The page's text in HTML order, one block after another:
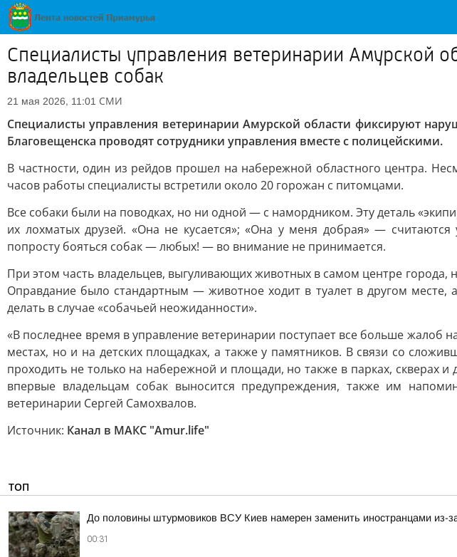
Специалисты управления ветеринарии Амурской
владельцев собак
21 мая 2026, 11:01 СМИ
Специалисты управления ветеринарии Амурской области фиксируют
Благовещенска проводят сотрудники управления вместе с полицейскими.
В частности, один из рейдов прошел на набережной областного центра.
часов работы специалисты встретили около 20 горожан с питомцами.
Все собаки были на поводках, но ни одной — с намордником. Эту деталь
их лохматых друзей. «Она не кусается»; «Она у меня добрая» —
попросту бояться собак — любых! — во внимание не принимается.
При этом часть владельцев, выгуливающих животных в самом центре города,
Оправдание было стандартным — животное ходит в туалет в другом месте,
делать в случае «собачьей неожиданности».
«В последнее время в управление ветеринарии поступает все больше
местах, но и на детских площадках, а также у памятников. В связи со
проходить не только на набережной и площади, но также в парках, скверах
впервые владельцам собак выносится предупреждения, также им
ветеринарии Сергей Самохвалов.
Источник: Канал в МАКС "Аmur.life"
ТОП
До половины штурмовиков ВСУ Киев намерен заменить иностранцами из-
00:31